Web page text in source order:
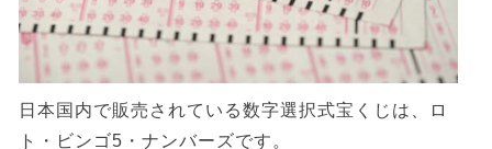
日本国内で販売されている数字選択式宝くじは、ロ
ト・ビンゴ5・ナンバーズです。